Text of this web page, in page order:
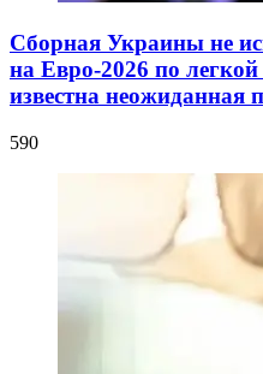
Сборная Украины не
на Евро-2026 по легкой
известна неожиданная
590